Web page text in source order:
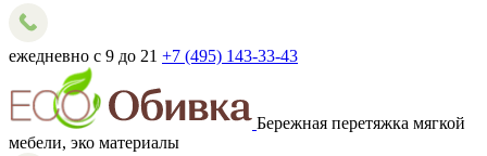
ежедневно с 9 до 21 +7 (495) 143-33-43
Бережная перетяжка мягкой
мебели, эко материалы